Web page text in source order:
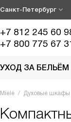
Санкт-Петербург
+7 812 245 60
+7 800 775 67
УХОД ЗА БЕЛЬЁМ
Miele Духовые шкафы